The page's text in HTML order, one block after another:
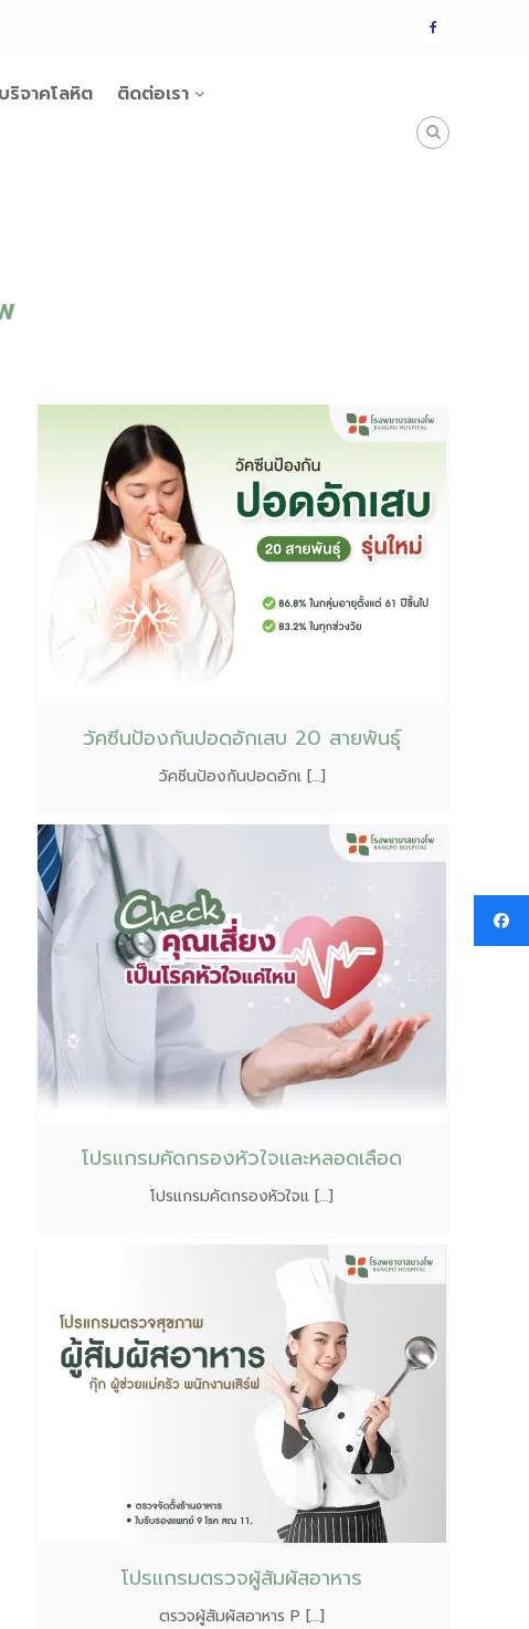
แฟน
บริจาคโลหิต ติดต่อเรา
วัคซีนป้องกันปอดอักเสบ 20 สายพันธ์ุ
วัคซีนป้องกันปอดอักเ […]
โปรแกรมคัดกรองหัวใจและหลอดเลือด
โปรแกรมคัดกรองหัวใจแ […]
โปรแกรมตรวจผู้สัมผัสอาหาร
ตรวจผู้สัมผัสอาหาร P […]